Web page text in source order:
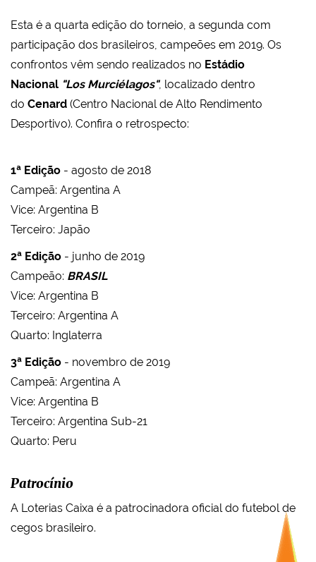
Esta é a quarta edição do torneio, a segunda com
participação dos brasileiros, campeões em 2019. Os
confrontos vêm sendo realizados no Estádio
Nacional "Los Murciélagos", localizado dentro
do Cenard (Centro Nacional de Alto Rendimento
Desportivo). Confira o retrospecto:
1ª Edição - agosto de 2018
Campeã: Argentina A
Vice: Argentina B
Terceiro: Japão
2ª Edição - junho de 2019
Campeão: BRASIL
Vice: Argentina B
Terceiro: Argentina A
Quarto: Inglaterra
3ª Edição - novembro de 2019
Campeã: Argentina A
Vice: Argentina B
Terceiro: Argentina Sub-21
Quarto: Peru
Patrocínio
A Loterias Caixa é a patrocinadora oficial do futebol de
cegos brasileiro.